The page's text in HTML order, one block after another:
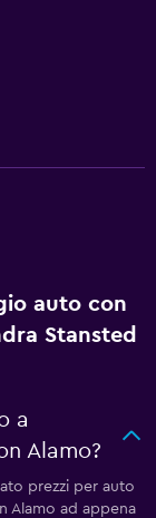
auto con
Stansted
a
Alamo?
prezzi per auto
Alamo ad appena